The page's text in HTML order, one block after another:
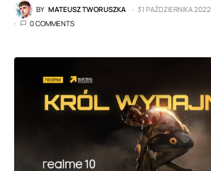
BY MATEUSZ TWORUSZKA 31 PAŹDZIERNIKA 2022
0 COMMENTS